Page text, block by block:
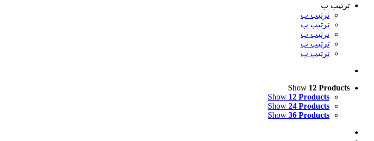
ترتيب ب
ترتيب ب
ترتيب ب
ترتيب ب
ترتيب ب
ترتيب ب
Show 12 Products
Show 12 Products
Show 24 Products
Show 36 Products